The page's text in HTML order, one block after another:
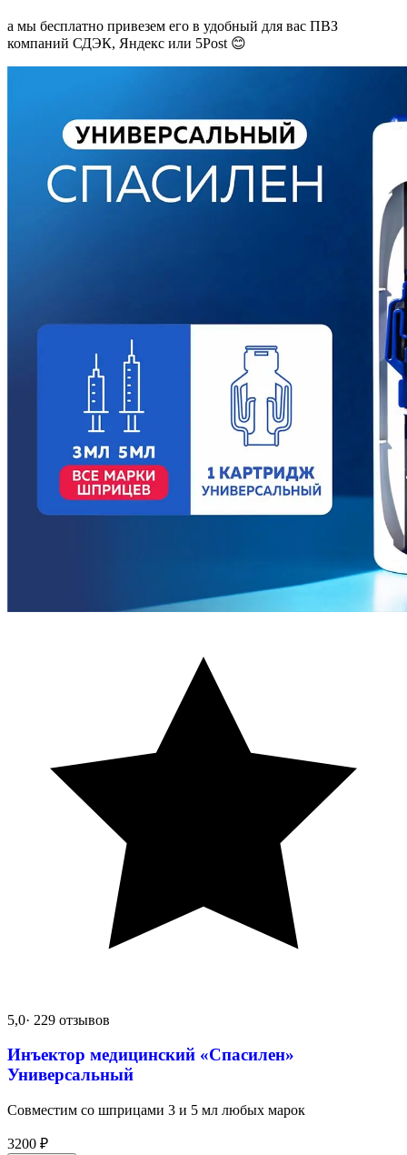
а мы бесплатно привезем его в удобный для вас ПВЗ
компаний СДЭК, Яндекс или 5Post 😊
5,0· 229 отзывов
Инъектор медицинский «Спасилен»
Универсальный
Совместим со шприцами 3 и 5 мл любых марок
3200 ₽